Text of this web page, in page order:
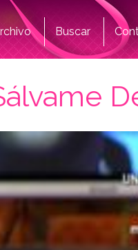
Buscar